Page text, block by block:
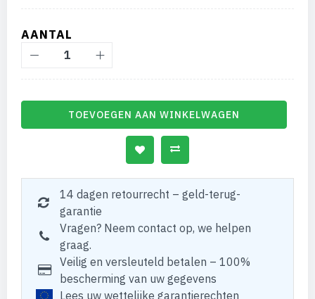
AANTAL
TOEVOEGEN AAN WINKELWAGEN
14 dagen retourrecht – geld-terug-
garantie
Vragen? Neem contact op, we helpen
graag.
Veilig en versleuteld betalen – 100%
bescherming van uw gegevens
Lees uw wettelijke garantierechten